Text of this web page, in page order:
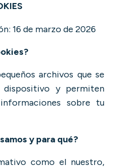
16 de marzo de 2026
archivos que se
dispositivo y permiten
sobre tu
y para qué?
como el nuestro,